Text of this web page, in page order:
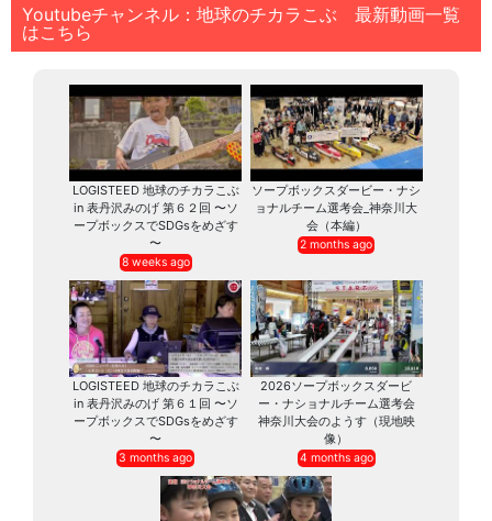
Youtubeチャンネル：地球のチカラこぶ 最新動画一覧
はこちら
LOGISTEED 地球のチカラこぶ
in 表丹沢みのげ 第６２回 〜ソ
ープボックスでSDGsをめざす
〜
8 weeks ago
ソープボックスダービー・ナシ
ョナルチーム選考会_神奈川大
会（本編）
2 months ago
LOGISTEED 地球のチカラこぶ
in 表丹沢みのげ 第６１回 〜ソ
ープボックスでSDGsをめざす
〜
3 months ago
2026ソープボックスダービ
ー・ナショナルチーム選考会
神奈川大会のようす（現地映
像）
4 months ago